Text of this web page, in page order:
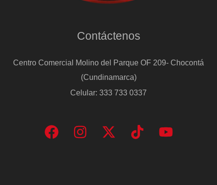
Contáctenos
Centro Comercial Molino del Parque OF 209- Chocontá
(Cundinamarca)
Celular: 333 733 0337